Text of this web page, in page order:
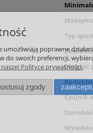
Typ
Czujnik
poprawne
do swoich preferencji,
Polityce prywatności.
zgody